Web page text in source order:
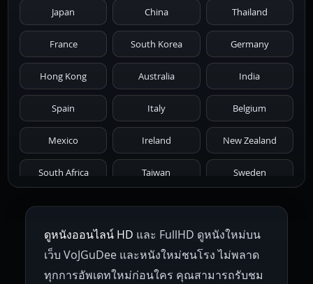
1981 1980 1979 1978 1977
1976 1975 1974 1973 1972
1971 1970 1969 1968 1967
1966 1965 1964 1963 1962
1959 1955
1945 1942 1941 1940 1939
1938 1937 1930 1928 1916
Japan China Thailand
France South Korea Germany
Hong Kong Australia India
Spain Italy Belgium
Mexico Ireland New Zealand
South Africa Taiwan Sweden
Netherlands Russia Poland
Hungary Denmark Bulgaria
Czech Republic Brazil Turkey
ดูหนังออนไลน์ HD และ FullHD ดูหนังใหม่บน
เว็บ VoJGuDee และหนังใหม่ชนโรง ไม่พลาด
ทุกการอัพเดทใหม่ก่อนใคร คุณสามารถรับชม